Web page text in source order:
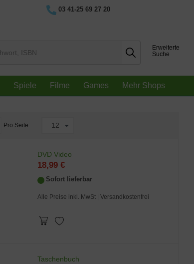
03 41-25 69 27 20
Erweiterte
Suche
Spiele Filme Games Mehr Shops
Pro Seite:
DVD Video
18,99 €
Sofort lieferbar
Alle Preise inkl. MwSt | Versandkostenfrei
Taschenbuch